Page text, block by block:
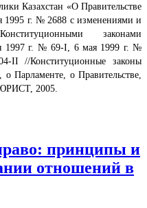
Казахстан «О Правительстве
1995 г. № 2688 с изменениями и
законами
1997 г. № 69-I, 6 мая 1999 г. №
//Конституционные законы
Парламенте, о Правительстве,
2005.
принципы и
отношений в